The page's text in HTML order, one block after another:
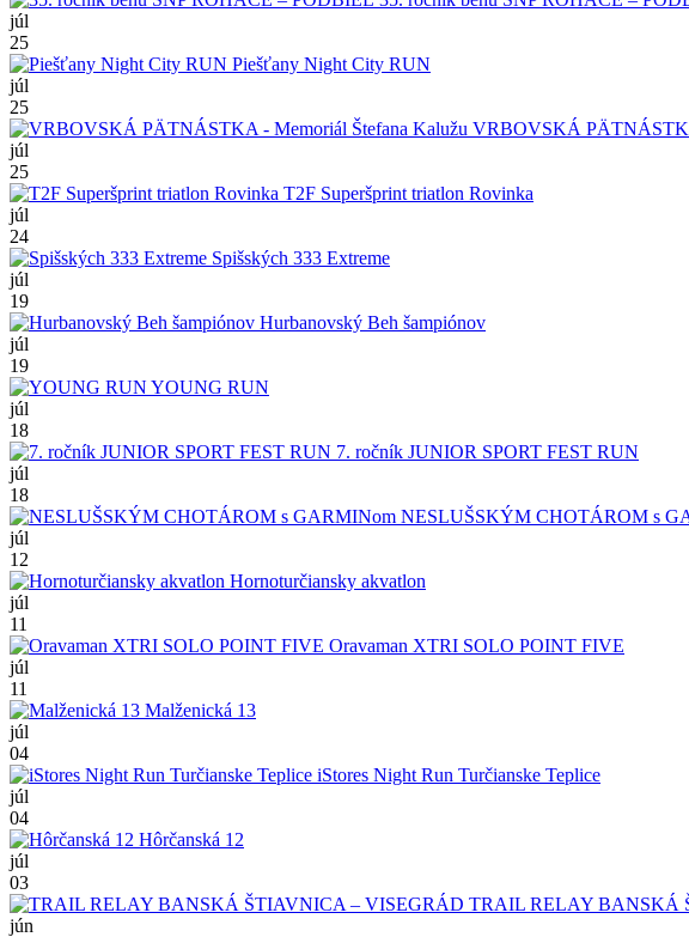
júl
25
Piešťany Night City RUN
júl
25
VRBOVSKÁ
júl
25
T2F Superšprint triatlon Rovinka
júl
24
Spišských 333 Extreme
júl
19
Hurbanovský Beh šampiónov
júl
19
YOUNG RUN
júl
18
7. ročník JUNIOR SPORT FEST RUN
júl
18
NESLUŠSKÝM CHOTÁROM s
júl
12
Hornoturčiansky akvatlon
júl
11
Oravaman XTRI SOLO POINT FIVE
júl
11
Malženická 13
júl
04
iStores Night Run Turčianske Teplice
júl
04
Hôrčanská 12
júl
03
TRAIL RELAY BANSKÁ
jún